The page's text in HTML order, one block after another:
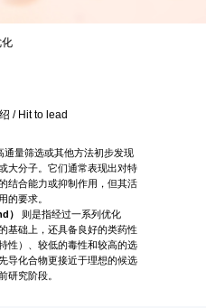
化
/ Hit to lead
通量筛选或其他方法初步发现
大分子。它们通常表现出对特
结合能力或抑制作用，但其活
的要求。
）
则是指经过一系列优化
基础上，还具备良好的类药性
性）、较低的毒性和较高的选
导化合物更接近于理想的候选
研究阶段。